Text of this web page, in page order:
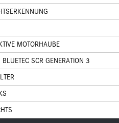
MOTORHAUBE
SCR GENERATION 3